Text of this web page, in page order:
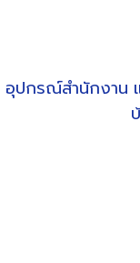
อุปกรณ์สำนักงาน